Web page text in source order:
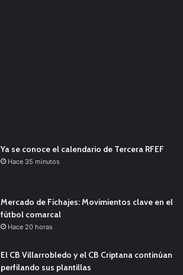
Ya se conoce el calendario de Tercera RFEF
Hace 35 minutos
Mercado de Fichajes: Movimientos clave en el
fútbol comarcal
Hace 20 horas
El CB Villarrobledo y el CB Criptana continúan
perfilando sus plantillas